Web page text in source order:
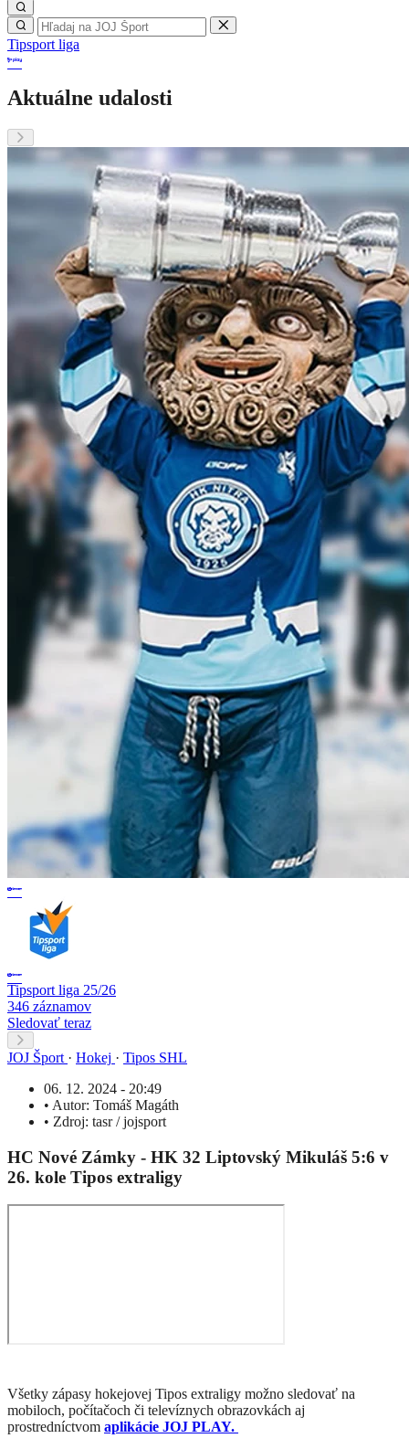
Tipsport liga
Aktuálne udalosti
Tipsport liga 25/26
346 záznamov
Sledovať teraz
JOJ Šport · Hokej · Tipos SHL
06. 12. 2024 - 20:49
• Autor: Tomáš Magáth
• Zdroj: tasr / jojsport
HC Nové Zámky - HK 32 Liptovský Mikuláš 5:6 v
26. kole Tipos extraligy
Všetky zápasy hokejovej Tipos extraligy možno sledovať na
mobiloch, počítačoch či televíznych obrazovkách aj
prostredníctvom aplikácie JOJ PLAY.